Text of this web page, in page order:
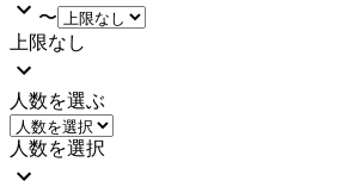
〜
上限なし
人数を選ぶ
人数を選択